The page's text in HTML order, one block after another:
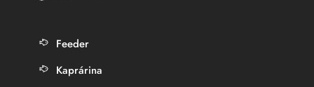
Feeder
Kaprárina